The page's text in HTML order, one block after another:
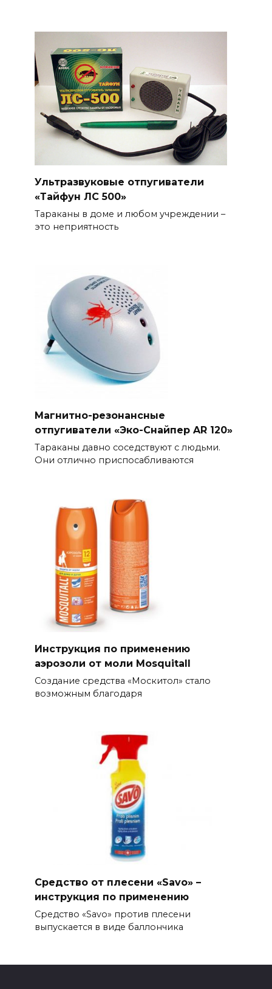
Ультразвуковые отпугиватели
«Тайфун ЛС 500»
Тараканы в доме и любом учреждении –
это неприятность
Магнитно-резонансные
отпугиватели «Эко-Снайпер AR 120»
Тараканы давно соседствуют с людьми.
Они отлично приспосабливаются
Инструкция по применению
аэрозоли от моли Mosquitall
Создание средства «Москитол» стало
возможным благодаря
Средство от плесени «Savo» –
инструкция по применению
Средство «Savo» против плесени
выпускается в виде баллончика